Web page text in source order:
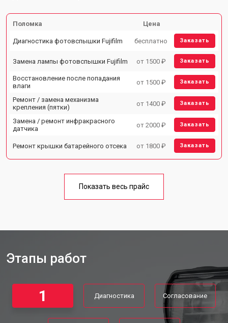
Поломка Цена
Диагностика фотовспышки Fujifilm бесплатно Заказать
Замена лампы фотовспышки Fujifilm от 1500 ₽ Заказать
Восстановление после попадания
влаги
от 1500 ₽ Заказать
Ремонт / замена механизма
крепления (пятки)
от 1400 ₽ Заказать
Замена / ремонт инфракрасного
датчика
от 2000 ₽ Заказать
Ремонт крышки батарейного отсека от 1800 ₽ Заказать
Показать весь прайс
Этапы работ
1 Диагностика Согласование